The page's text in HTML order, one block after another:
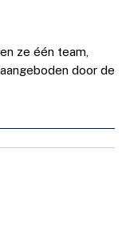
ze één team,
door de